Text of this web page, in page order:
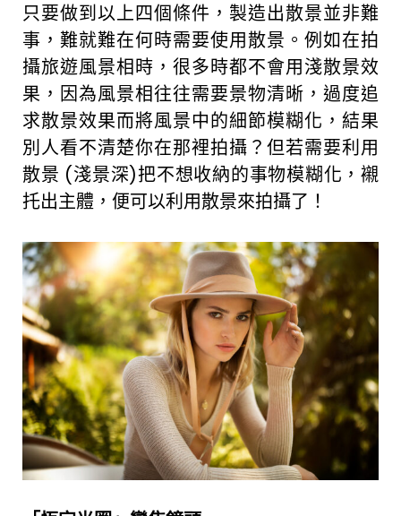
只要做到以上四個條件，製造出散景並非難
事，難就難在何時需要使用散景。例如在拍
攝旅遊風景相時，很多時都不會用淺散景效
果，因為風景相往往需要景物清晰，過度追
求散景效果而將風景中的細節模糊化，結果
別人看不清楚你在那裡拍攝？但若需要利用
散景 (淺景深)把不想收納的事物模糊化，襯
托出主體，便可以利用散景來拍攝了！